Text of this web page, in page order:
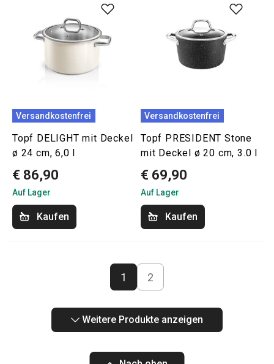
Versandkostenfrei
Topf DELIGHT mit Deckel
ø 24 cm, 6,0 l
€ 86,90
Auf Lager
Kaufen
Versandkostenfrei
Topf PRESIDENT Stone
mit Deckel ø 20 cm, 3.0 l
€ 69,90
Auf Lager
Kaufen
1 2
Weitere Produkte anzeigen